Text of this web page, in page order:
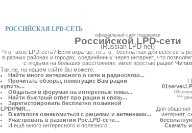
РОССИЙСКАЯ LPD-СЕТЬ
официальный сайт поддержки
Российской LPD-сети
(Russian LPD-net)
Что такое LPD-сеть? Если вкратце, то это - бесплатная для всех сеть
в разных районах и городах, соединённых через интернет, что
с людьми на больших расстояниях, имея простые рации!
Так же, на нашем сайте Вы можете:
Найти много интересного о сети и радиосвязи...
Прочитать обзоры, помогущие Вам рации
купить...
Общаться в форумах на интересные темы...
Найти быстрый ответ про рации и связь...
Зарегистрировать бесплатно позывной
LPD/PMR...
В каталоге ознакомиться с рациями и антеннами...
Участвовать в развитии Рос.LPD-сети...
И ещё много интересного и полезного...
^^^
Для общения
интернет,
Скачать